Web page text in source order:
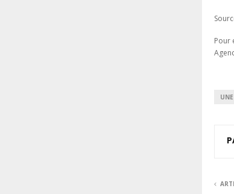
Pour
UNE